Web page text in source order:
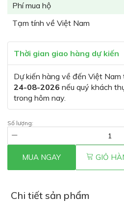
Phí mua hộ
Tạm tính về Việt Nam
Thời gian giao hàng dự kiến
Dự kiến hàng về đến Việt Nam
24-08-2026 nếu quý khách
trong hôm nay.
Số lượng:
MUA NGAY GIỎ
Chi tiết sản phẩm